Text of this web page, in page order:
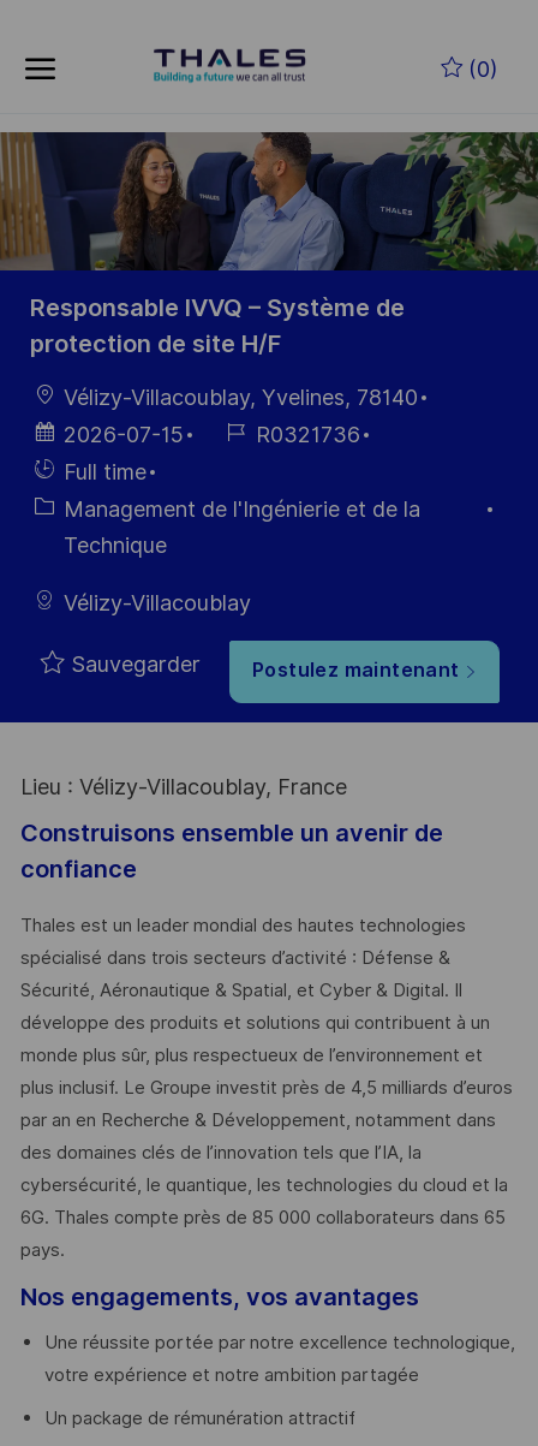
(0)
-
Responsable IVVQ – Système de
protection de site H/F
localisation
Vélizy-Villacoublay, Yvelines, 78140
Date
d’affichage
2026-07-15
Référence
R0321736
Hiring
Type
Full time
Catégorie
Management de l'Ingénierie et de la
Technique
Vélizy-Villacoublay
Sauvegarder Postulez maintenant
Lieu : Vélizy-Villacoublay, France
Construisons ensemble un avenir de
confiance
Thales est un leader mondial des hautes technologies
spécialisé dans trois secteurs d’activité : Défense &
Sécurité, Aéronautique & Spatial, et Cyber & Digital. Il
développe des produits et solutions qui contribuent à un
monde plus sûr, plus respectueux de l’environnement et
plus inclusif. Le Groupe investit près de 4,5 milliards d’euros
par an en Recherche & Développement, notamment dans
des domaines clés de l’innovation tels que l’IA, la
cybersécurité, le quantique, les technologies du cloud et la
6G. Thales compte près de 85 000 collaborateurs dans 65
pays. ​
Nos engagements, vos avantages
Une réussite portée par notre excellence technologique,
votre expérience et notre ambition partagée
Un package de rémunération attractif